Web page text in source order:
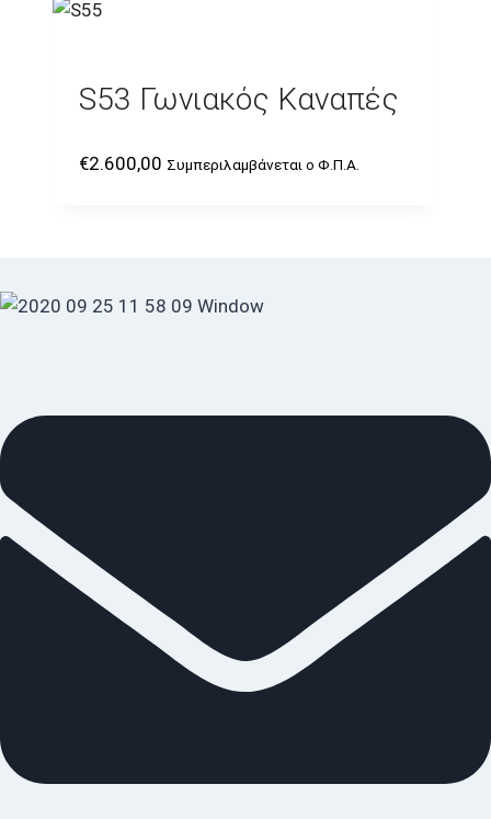
S53 Γωνιακός Καναπές
€2.600,00 Συμπεριλαμβάνεται ο Φ.Π.Α.